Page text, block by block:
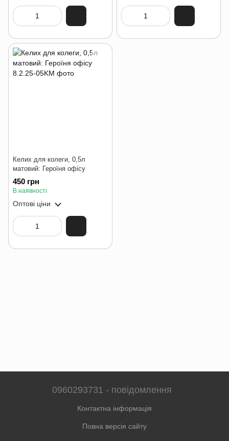
Келих для колеги, 0,5л
матовий: Героїня офісу
450 грн
В наявності
Оптові ціни
0960293731 - повідомлення
Контактна інформація
Повна версія сайту